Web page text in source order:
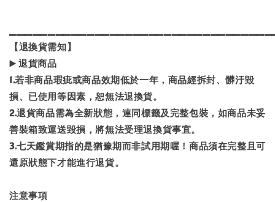
【退換貨需知】
▶️ 退貨商品
1.若非商品瑕疵或商品效期低於一年，商品經拆封、髒汙毀
損、已使用等因素，恕無法退換貨。
2.退貨商品需為全新狀態，連同標籤及完整包裝，如商品未妥
善裝箱致運送毀損，將無法受理退換貨事宜。
3.七天鑑賞期指的是猶豫期而非試用期喔！商品須在完整且可
還原狀態下才能進行退貨。
注意事項